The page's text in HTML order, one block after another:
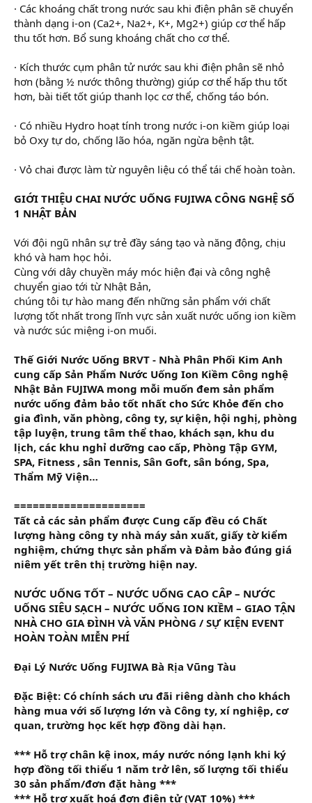
· Các khoáng chất trong nước sau khi điện phân sẽ chuyển
thành dạng i-on (Ca2+, Na2+, K+, Mg2+) giúp cơ thể hấp
thu tốt hơn. Bổ sung khoáng chất cho cơ thể.
· Kích thước cụm phân tử nước sau khi điện phân sẽ nhỏ
hơn (bằng ½ nước thông thường) giúp cơ thể hấp thu tốt
hơn, bài tiết tốt giúp thanh lọc cơ thể, chống táo bón.
· Có nhiều Hydro hoạt tính trong nước i-on kiềm giúp loại
bỏ Oxy tự do, chống lão hóa, ngăn ngừa bệnh tật.
· Vỏ chai được làm từ nguyên liệu có thể tái chế hoàn toàn.
GIỚI THIỆU CHAI NƯỚC UỐNG FUJIWA CÔNG NGHỆ SỐ
1 NHẬT BẢN
Với đội ngũ nhân sự trẻ đầy sáng tạo và năng động, chịu
khó và ham học hỏi.
Cùng với dây chuyền máy móc hiện đại và công nghệ
chuyển giao tới từ Nhật Bản,
chúng tôi tự hào mang đến những sản phẩm với chất
lượng tốt nhất trong lĩnh vực sản xuất nước uống ion kiềm
và nước súc miệng i-on muối.
Thế Giới Nước Uống BRVT - Nhà Phân Phối Kim Anh
cung cấp Sản Phẩm Nước Uống Ion Kiềm Công nghệ
Nhật Bản FUJIWA mong mỗi muốn đem sản phẩm
nước uống đảm bảo tốt nhất cho Sức Khỏe đến cho
gia đình, văn phòng, công ty, sự kiện, hội nghị, phòng
tập luyện, trung tâm thể thao, khách sạn, khu du
lịch, các khu nghỉ dưỡng cao cấp, Phòng Tập GYM,
SPA, Fitness , sân Tennis, Sân Goft, sân bóng, Spa,
Thẩm Mỹ Viện…
=====================
Tất cả các sản phẩm được Cung cấp đều có Chất
lượng hàng công ty nhà máy sản xuất, giấy tờ kiểm
nghiệm, chứng thực sản phẩm và Đảm bảo đúng giá
niêm yết trên thị trường hiện nay.
NƯỚC UỐNG TỐT – NƯỚC UỐNG CAO CÂP – NƯỚC
UỐNG SIÊU SẠCH – NƯỚC UỐNG ION KIỀM – GIAO TẬN
NHÀ CHO GIA ĐÌNH VÀ VĂN PHÒNG / SỰ KIỆN EVENT
HOÀN TOÀN MIỄN PHÍ
Đại Lý Nước Uống FUJIWA Bà Rịa Vũng Tàu
Đặc Biệt: Có chính sách ưu đãi riêng dành cho khách
hàng mua với số lượng lớn và Công ty, xí nghiệp, cơ
quan, trường học kết hợp đồng dài hạn.
*** Hỗ trợ chân kệ inox, máy nước nóng lạnh khi ký
hợp đồng tối thiểu 1 năm trở lên, số lượng tối thiểu
30 sản phẩm/đơn đặt hàng ***
*** Hỗ trợ xuất hoá đơn điện tử (VAT 10%) ***